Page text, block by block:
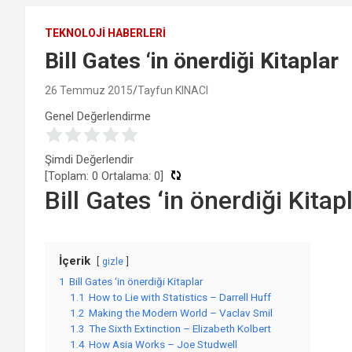
TEKNOLOJI HABERLERI
Bill Gates ‘in önerdiği Kitaplar
26 Temmuz 2015 Tayfun KINACI
Genel Değerlendirme
Şimdi Değerlendir
[Toplam: 0 Ortalama: 0]
Bill Gates ‘in önerdiği
İçerik gizle
1 Bill Gates ‘in önerdiği Kitaplar
1.1 How to Lie with Statistics – Darrell Huff
1.2 Making the Modern World – Vaclav Smil
1.3 The Sixth Extinction – Elizabeth Kolbert
1.4 How Asia Works – Joe Studwell